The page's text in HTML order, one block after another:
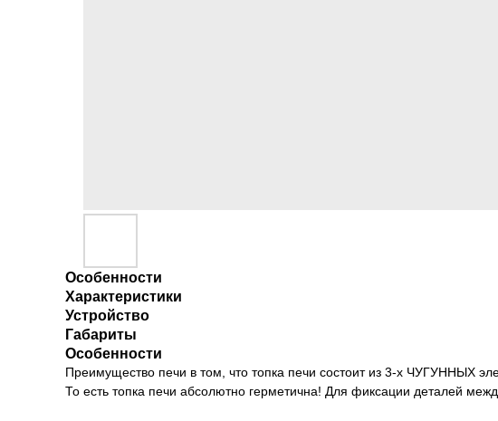
Особенности
Характеристики
Устройство
Габариты
Особенности
Преимущество печи в том, что топка печи состоит из 3-х ЧУГУННЫХ
То есть топка печи абсолютно герметична! Для фиксации деталей